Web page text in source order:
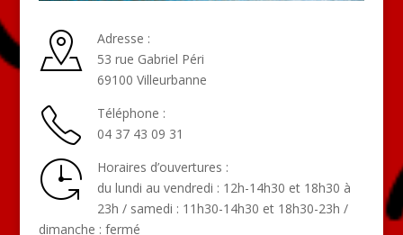
Adresse :
53 rue Gabriel Péri
69100 Villeurbanne
Téléphone :
04 37 43 09 31
Horaires d’ouvertures :
du lundi au vendredi : 12h-14h30 et 18h30 à
23h / samedi : 11h30-14h30 et 18h30-23h /
dimanche : fermé